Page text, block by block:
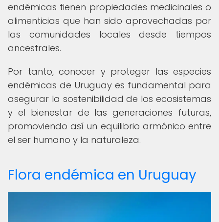
endémicas tienen propiedades medicinales o
alimenticias que han sido aprovechadas por
las comunidades locales desde tiempos
ancestrales.
Por tanto, conocer y proteger las especies
endémicas de Uruguay es fundamental para
asegurar la sostenibilidad de los ecosistemas
y el bienestar de las generaciones futuras,
promoviendo así un equilibrio armónico entre
el ser humano y la naturaleza.
Flora endémica en Uruguay